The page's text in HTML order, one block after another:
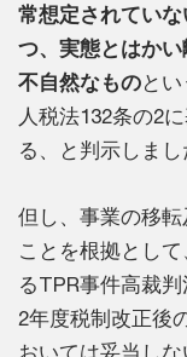
常想定されてい
つ、実態とはかい
不自然なものと
人税法132条の2
る、と判示しまし
但し、事業の移
ことを根拠とし
るTPR事件高裁
2年度税制改正後
おいては妥当し